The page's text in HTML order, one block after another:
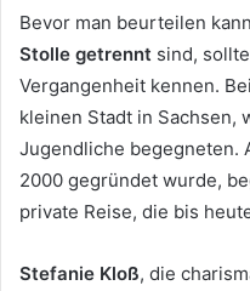
Bevor man beurteilen
Stolle getrennt sind,
Vergangenheit kennen.
kleinen Stadt in Sachsen,
Jugendliche begegneten.
2000 gegründet wurde,
private Reise, die bis
Stefanie Kloß, die